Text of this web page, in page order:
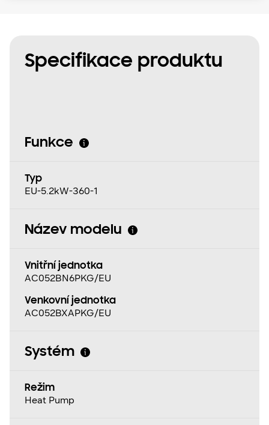
Specifikace produktu
Funkce
Typ
EU-5.2kW-360-1
Název modelu
Vnitřní jednotka
AC052BN6PKG/EU
Venkovní jednotka
AC052BXAPKG/EU
Systém
Režim
Heat Pump